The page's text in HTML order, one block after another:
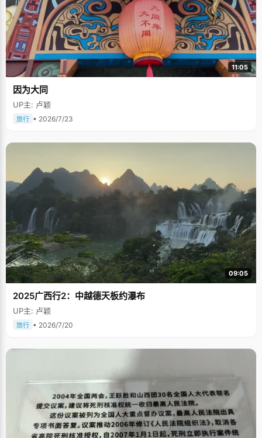
11:05
因为大同
UP主: 卢颖
旅行 • 2026/7/23
09:05
2025广西行2：中越德天板约瀑布
UP主: 卢颖
旅行 • 2026/7/20